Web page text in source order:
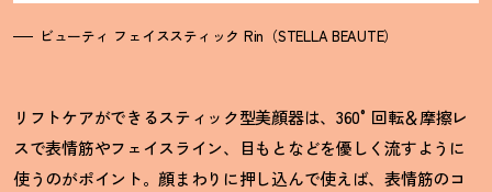
ビューティ フェイススティック Rin（STELLA BEAUTE）
リフトケアができるスティック型美顔器は、360°回転＆摩擦レ
スで表情筋やフェイスライン、目もとなどを優しく流すように
使うのがポイント。顔まわりに押し込んで使えば、表情筋のコ